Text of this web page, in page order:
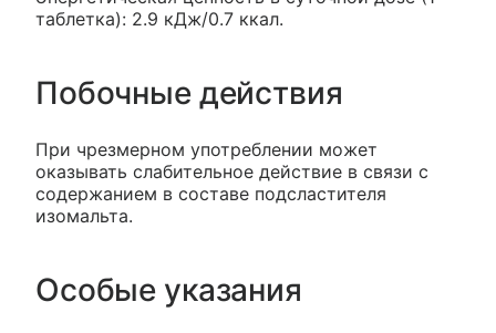
таблетка): 2.9 кДж/0.7 ккал.
Побочные действия
При чрезмерном употреблении может
оказывать слабительное действие в связи с
содержанием в составе подсластителя
изомальта.
Особые указания